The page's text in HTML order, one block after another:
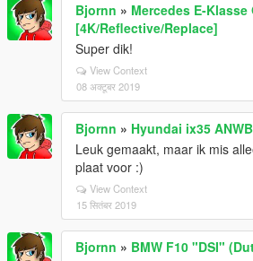
Bjornn » Mercedes E-
[4K/Reflective/Replace]
Super dik!
View Context
08 अक्टूबर 2019
Bjornn » Hyundai ix35 ANWB
Leuk gemaakt, maar ik mis
plaat voor :)
View Context
15 सितंबर 2019
Bjornn » BMW F10 "DSI"